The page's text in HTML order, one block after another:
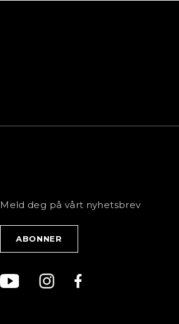
Meld deg på vårt nyhetsbrev